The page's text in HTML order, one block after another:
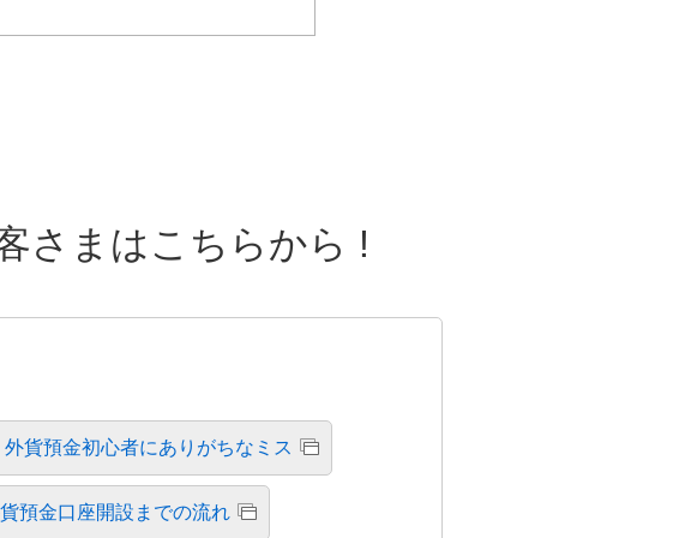
さまはこちらから !
外貨預金初心者にありがちなミス
預金口座開設までの流れ